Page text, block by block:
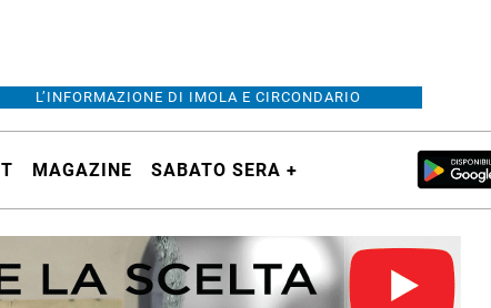
L’INFORMAZIONE DI IMOLA E CIRCONDARIO
MAGAZINE SABATO SERA +